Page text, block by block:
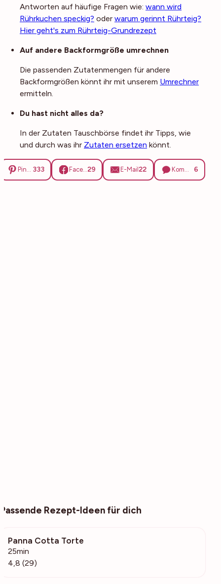
Antworten auf häufige Fragen wie: wann wird
Rührkuchen speckig? oder warum gerinnt Rührteig?
Hier geht's zum Rührteig-Grundrezept
Auf andere Backformgröße umrechnen
Die passenden Zutatenmengen für andere
Backformgrößen könnt ihr mit unserem Umrechner
ermitteln.
Du hast nicht alles da?
In der Zutaten Tauschbörse findet ihr Tipps, wie
und durch was ihr Zutaten ersetzen könnt.
333 29 E-Mail22 6
Passende Rezept-Ideen für dich
Panna Cotta Torte
25min
4,8 (29)